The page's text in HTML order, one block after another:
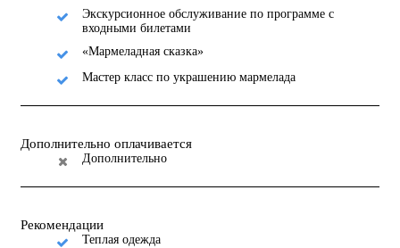
Экскурсионное обслуживание по программе с
входными билетами
«Мармеладная сказка»
Мастер класс по украшению мармелада
Дополнительно оплачивается
Дополнительно
Рекомендации
Теплая одежда